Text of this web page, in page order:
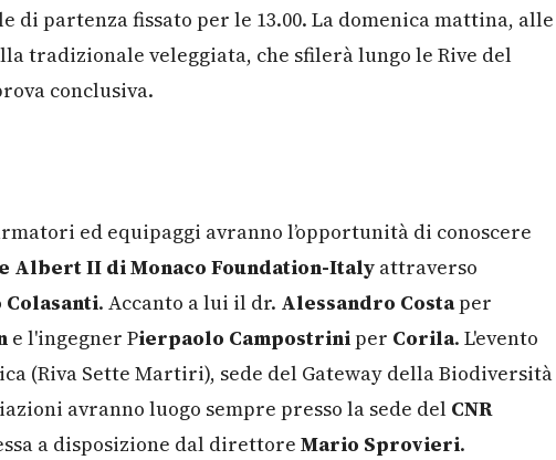
di partenza fissato per le 13.00. La domenica mattina, alle
tradizionale veleggiata, che sfilerà lungo le Rive del
conclusiva.
ed equipaggi avranno l’opportunità di conoscere
Albert II di Monaco Foundation-Italyattraverso
Colasanti. Accanto a lui il dr. Alessandro Costaper
e l'ingegner Pierpaolo Campostrini per Corila. L'evento
(Riva Sette Martiri), sede del Gateway della Biodiversità
avranno luogo sempre presso la sede del CNR
a disposizione dal direttore Mario Sprovieri.